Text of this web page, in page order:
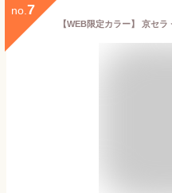
no. 7